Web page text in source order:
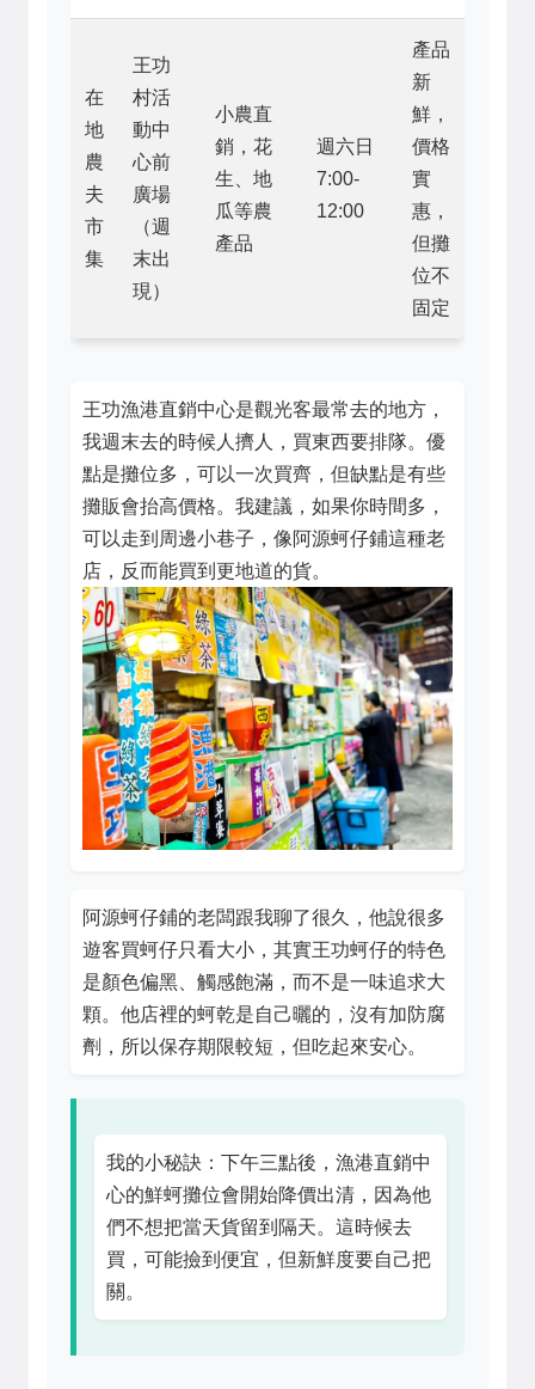
在
地
農
夫
市
集
王功
村活
動中
心前
廣場
（週
末出
現）
小農直
銷，花
生、地
瓜等農
產品
週六日
7:00-
12:00
產品
新
鮮，
價格
實
惠，
但攤
位不
固定
王功漁港直銷中心是觀光客最常去的地方，
我週末去的時候人擠人，買東西要排隊。優
點是攤位多，可以一次買齊，但缺點是有些
攤販會抬高價格。我建議，如果你時間多，
可以走到周邊小巷子，像阿源蚵仔鋪這種老
店，反而能買到更地道的貨。
阿源蚵仔鋪的老闆跟我聊了很久，他說很多
遊客買蚵仔只看大小，其實王功蚵仔的特色
是顏色偏黑、觸感飽滿，而不是一味追求大
顆。他店裡的蚵乾是自己曬的，沒有加防腐
劑，所以保存期限較短，但吃起來安心。
我的小秘訣：下午三點後，漁港直銷中
心的鮮蚵攤位會開始降價出清，因為他
們不想把當天貨留到隔天。這時候去
買，可能撿到便宜，但新鮮度要自己把
關。